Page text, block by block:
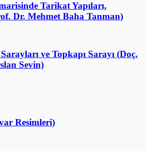
Tarikat Yapıları,
Dr. Mehmet Baha Tanman)
ve Topkapı Sarayı (Doç.
Sevin)
Resimleri)